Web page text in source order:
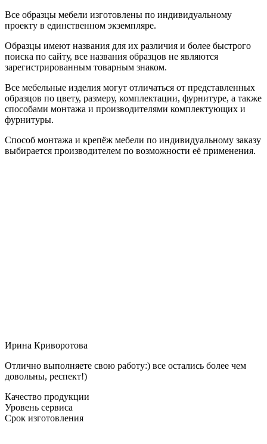
Все образцы мебели изготовлены по индивидуальному
проекту в единственном экземпляре.
Образцы имеют названия для их различия и более быстрого
поиска по сайту, все названия образцов не являются
зарегистрированным товарным знаком.
Все мебельные изделия могут отличаться от представленных
образцов по цвету, размеру, комплектации, фурнитуре, а также
способами монтажа и производителями комплектующих и
фурнитуры.
Способ монтажа и крепёж мебели по индивидуальному заказу
выбирается производителем по возможности её применения.
Ирина Криворотова
Отлично выполняете свою работу:) все остались более чем
довольны, респект!)
Качество продукции
Уровень сервиса
Срок изготовления